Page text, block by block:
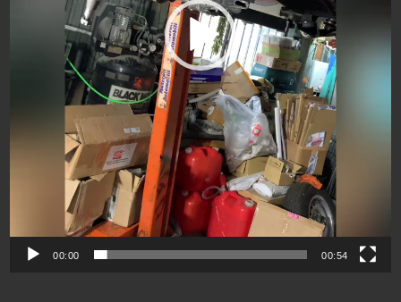
00:00 00:54